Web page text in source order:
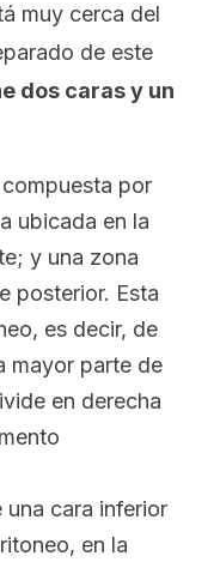
muy cerca del
de este
dos caras y un
por
ubicada en la
y una zona
posterior. Esta
es decir, de
mayor parte de
en derecha
una cara inferior
en la